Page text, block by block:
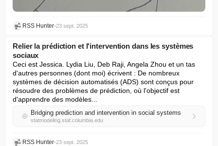
RSS Hunter•23 sept. 2025
Relier la prédiction et l'intervention dans les systèmes
sociaux
Ceci est Jessica. Lydia Liu, Deb Raji, Angela Zhou et un tas
d'autres personnes (dont moi) écrivent : De nombreux
systèmes de décision automatisés (ADS) sont conçus pour
résoudre des problèmes de prédiction, où l'objectif est
d'apprendre des modèles...
Bridging prediction and intervention in social systems
statmodeling.stat.columbia.edu
RSS Hunter•23 sept. 2025